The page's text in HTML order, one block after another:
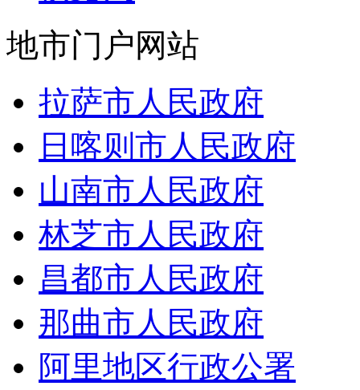
地市门户网站
拉萨市人民政府
日喀则市人民政府
山南市人民政府
林芝市人民政府
昌都市人民政府
那曲市人民政府
阿里地区行政公署